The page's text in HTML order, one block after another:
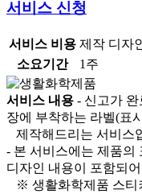
서비스 신청
서비스 비용 제작 디자
소요기간
1주
서비스 내용 - 신고가
장에 부착하는 라벨(표
제작해드리는 서비스
- 본 서비스에는 제품의
디자인 내용이 포함되
※ 생활화학제품 스티